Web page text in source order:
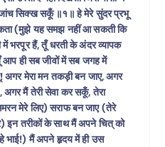
जांच सिक्ख सकूँ ॥१॥ हे मेरे सुंदर प्रभू
(मुझे यह समझ नहीं आ सकती कि
भरपूर हैं, तूँ धरती के अंदर व्यापक
ही सब जीवों में सब जगह में
मेरा मन तकड़ी बन जाए, अगर
अगर मैं तेरी सेवा कर सकूँ, तेरा
मेरे लिए) सराफ बन जाए (तेरे
इन तरीकों के साथ मैं अपने चित् को
भाई!) मैं अपने हृदय में ही उस